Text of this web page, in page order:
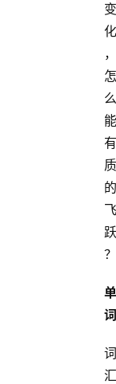
变
化
，
怎
么
能
有
质
的
飞
跃
？
单
词
词
汇